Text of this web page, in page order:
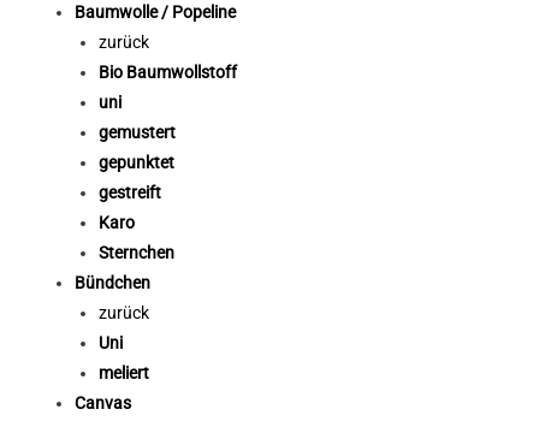
Baumwolle / Popeline
zurück
Bio Baumwollstoff
uni
gemustert
gepunktet
gestreift
Karo
Sternchen
Bündchen
zurück
Uni
meliert
Canvas